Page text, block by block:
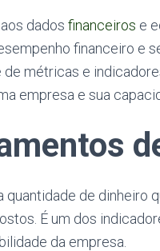
dados financeiros e
financeiro e
de métricas e
empresa e sua
quantidade de dinheiro
É um dos
da empresa.